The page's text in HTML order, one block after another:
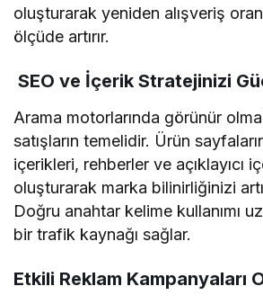
oluşturarak yeniden alışveriş
ölçüde artırır.
SEO ve İçerik Stratejinizi
Arama motorlarında görünür
satışların temelidir. Ürün
içerikleri, rehberler ve açıklayıcı
oluşturarak marka bilinirliğinizi
Doğru anahtar kelime kullanımı
bir trafik kaynağı sağlar.
Etkili Reklam Kampanyaları